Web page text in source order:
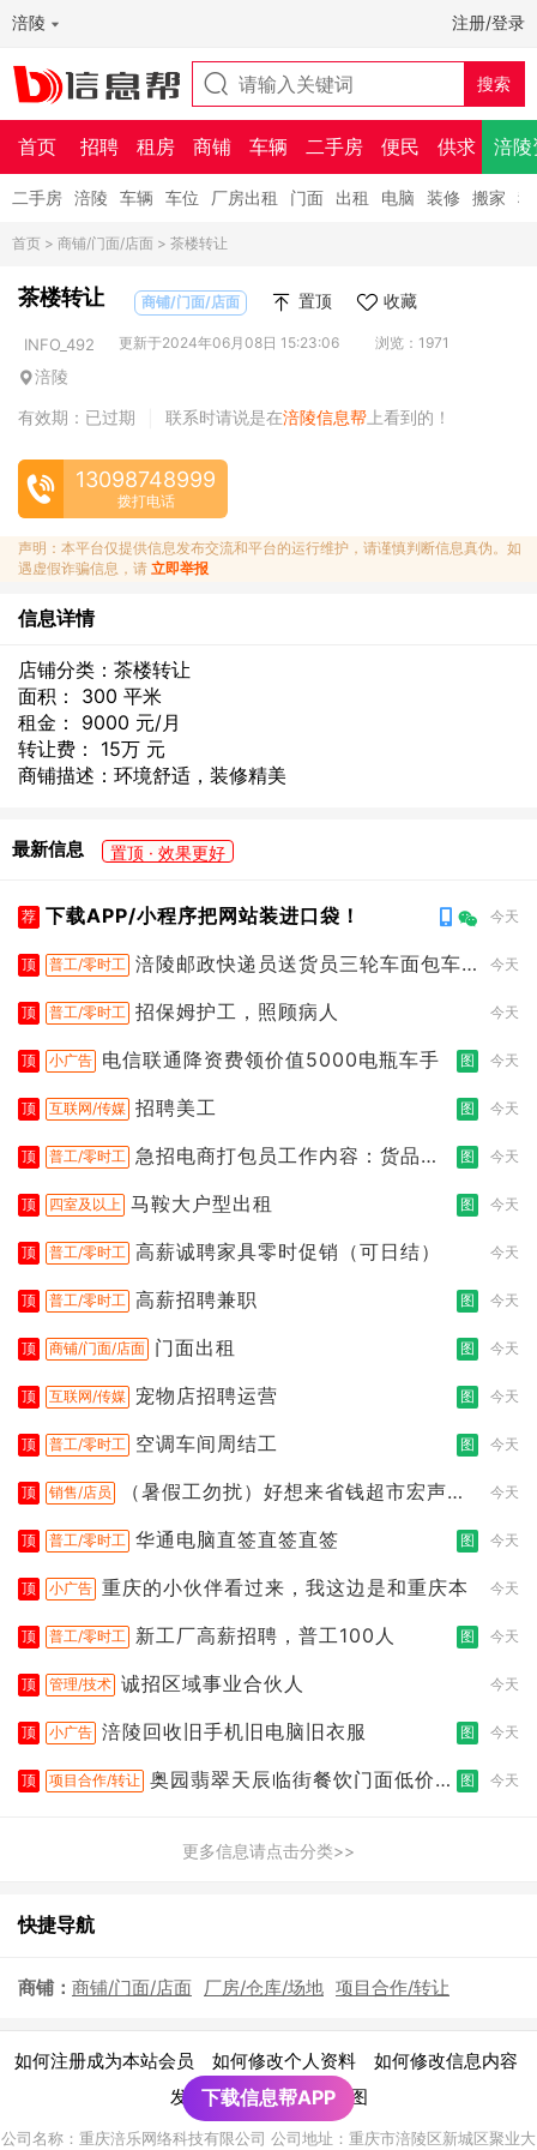
涪陵 注册/登录
首页 招聘 租房 商铺 车辆 二手房 便民 供求 涪陵
二手房 涪陵 车辆 车位 厂房出租 门面 出租 电脑 装修 搬家
首页 > 商铺/门面/店面 > 茶楼转让
茶楼转让 商铺/门面/店面 置顶 收藏
INFO_492 更新于2024年06月08日 15:23:06 浏览：1971
涪陵
有效期：已过期
联系时请说是在涪陵信息帮 上看到的！
13098748999
拨打电话
声明：本平台仅提供信息发布交流和平台的运行维护，请谨慎判断信息真伪。如
遇虚假诈骗信息，请 立即举报
信息详情
店铺分类：茶楼转让
面积： 300 平米
租金： 9000 元/月
转让费： 15万 元
商铺描述：环境舒适，装修精美
最新信息 置顶 · 效果更好
荐 下载APP/小程序把网站装进口袋！ 今天
顶 普工/零时工 涪陵邮政快递员送货员三轮车面包车
今天
顶 普工/零时工 招保姆护工，照顾病人 今天
顶 小广告 电信联通降资费领价值5000电瓶车手 图 今天
顶 互联网/传媒 招聘美工 图 今天
顶 普工/零时工 急招电商打包员工作内容：货品分
图 今天
顶 四室及以上 马鞍大户型出租 图 今天
顶 普工/零时工 高薪诚聘家具零时促销（可日结） 今天
顶 普工/零时工 高薪招聘兼职 图 今天
顶 商铺/门面/店面 门面出租 图 今天
顶 互联网/传媒 宠物店招聘运营 图 今天
顶 普工/零时工 空调车间周结工 图 今天
顶 销售/店员
（暑假工勿扰）好想来省钱超市宏声桥
今天
顶 普工/零时工 华通电脑直签直签直签 图 今天
顶 小广告 重庆的小伙伴看过来，我这边是和重庆本 今天
顶 普工/零时工 新工厂高薪招聘，普工100人 图 今天
顶 管理/技术 诚招区域事业合伙人 今天
顶 小广告 涪陵回收旧手机旧电脑旧衣服 图 今天
顶 项目合作/转让 奥园翡翠天辰临街餐饮门面低价转
图 今天
更多信息请点击分类>>
快捷导航
商铺： 商铺/门面/店面 厂房/仓库/场地 项目合作/转让
如何注册成为本站会员 如何修改个人资料 如何修改信息内容
发布广告须知 | 网站地图
公司名称：重庆涪乐网络科技有限公司 公司地址：重庆市涪陵区新城区聚业大
下载信息帮APP